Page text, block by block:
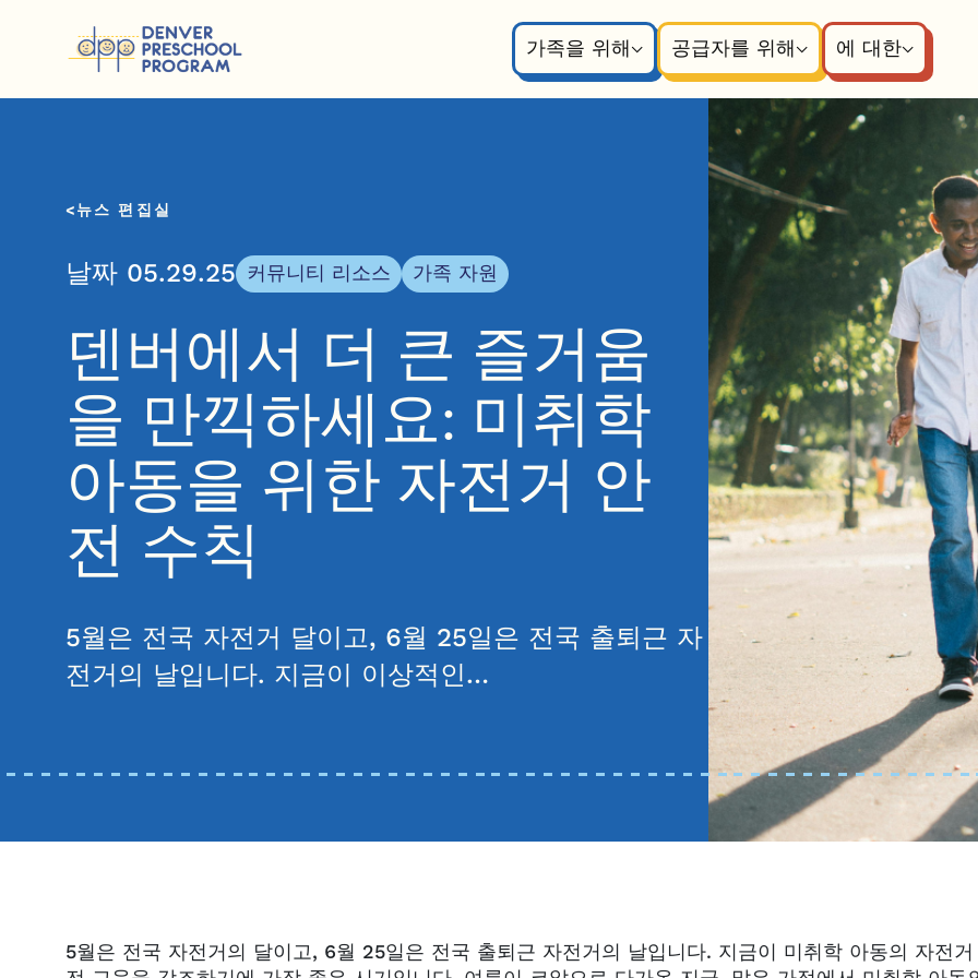
가족을 위해
공급자를 위해 에 대한
뉴스 편집실
날짜 05.29.25 커뮤니티 리소스 가족 자원
덴버에서 더 큰 즐거움
을 만끽하세요: 미취학
아동을 위한 자전거 안
전 수칙
5월은 전국 자전거 달이고, 6월 25일은 전국 출퇴근 자
전거의 날입니다. 지금이 이상적인…
5월은 전국 자전거의 달이고, 6월 25일은 전국 출퇴근 자전거의 날입니다. 지금이 미취학 아동의 자전